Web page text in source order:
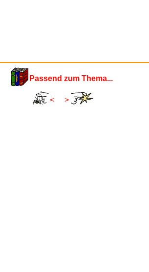
Passend zum Thema...
< >